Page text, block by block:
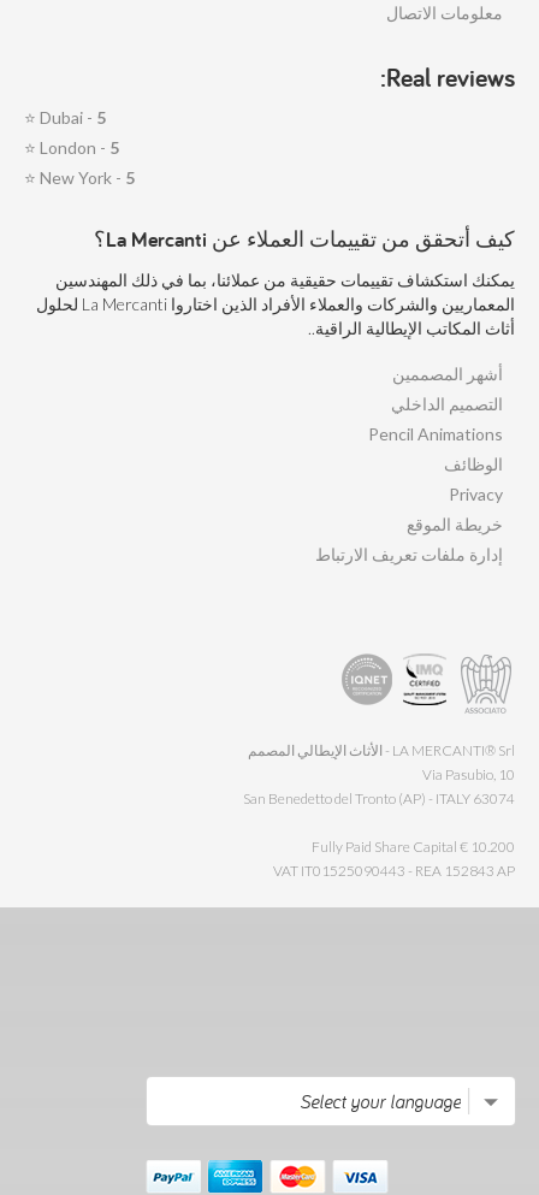
معلومات الاتصال
Real reviews:
Dubai - 5
⭐
London - 5
⭐
New York - 5
⭐
كيف أتحقق من تقييمات العملاء عن La Mercanti؟
يمكنك استكشاف تقييمات حقيقية من عملائنا، بما في ذلك المهندسين
المعماريين والشركات والعملاء الأفراد الذين اختاروا La Mercanti لحلول
أثاث المكاتب الإيطالية الراقية..
أشهر المصممين
التصميم الداخلي
Pencil Animations
الوظائف
Privacy
خريطة الموقع
إدارة ملفات تعريف الارتباط
LA MERCANTI® Srl - الأثاث الإيطالي المصمم
Via Pasubio, 10
63074 San Benedetto del Tronto (AP) - ITALY
Fully Paid Share Capital € 10.200
VAT IT01525090443 - REA 152843 AP